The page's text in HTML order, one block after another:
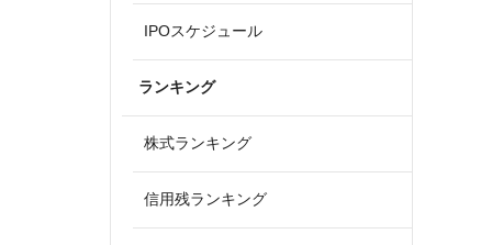
IPOスケジュール
ランキング
株式ランキング
信用残ランキング